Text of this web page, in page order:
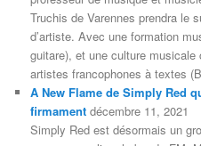
Truchis de Varennes prendra le
d’artiste. Avec une formation
guitare), et une culture
artistes francophones à textes
A New Flame de Simply Red
firmament décembre 11, 2021
Simply Red est désormais un